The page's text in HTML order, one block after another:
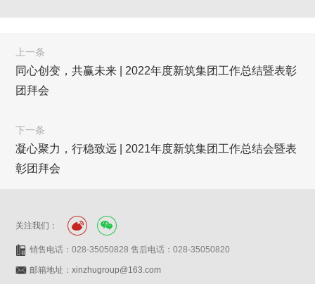
上一条
同心创变，共赢未来 | 2022年度新筑集团工作总结暨表彰
团拜会
下一条
凝心聚力，行稳致远 | 2021年度新筑集团工作总结会暨表
彰团拜会
关注我们：
销售电话：028-35050828 售后电话：028-35050820
邮箱地址：xinzhugroup@163.com